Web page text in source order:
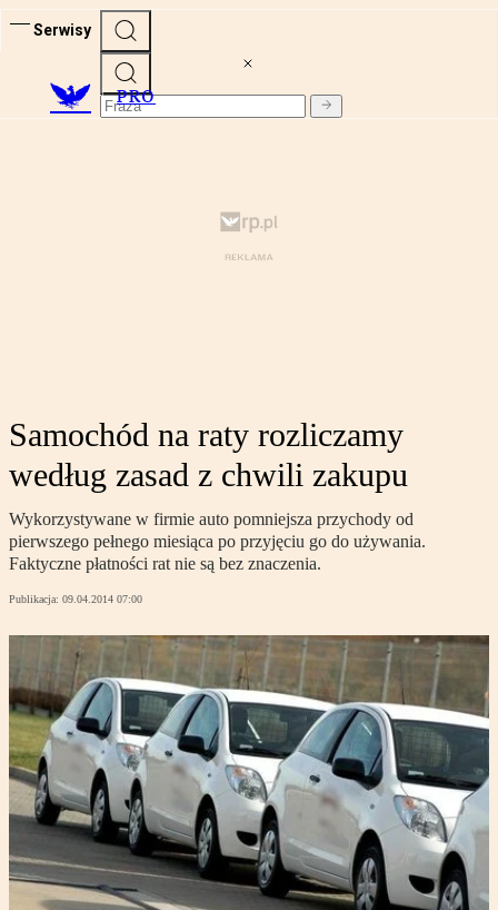
Serwisy
PRO
Samochód na raty rozliczamy
według zasad z chwili zakupu
Wykorzystywane w firmie auto pomniejsza przychody od
pierwszego pełnego miesiąca po przyjęciu go do używania.
Faktyczne płatności rat nie są bez znaczenia.
Publikacja: 09.04.2014 07:00